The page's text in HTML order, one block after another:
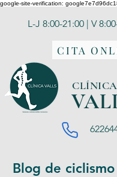
google-site-verification:
L-J 8:00-21:00 | V
CITA
CLÍNICA
VA
Blog de